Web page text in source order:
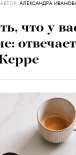
АВТОР АЛЕКСАНДРА
что у